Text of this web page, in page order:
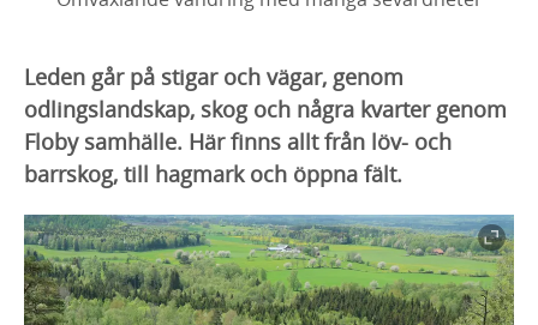
Leden går på stigar och vägar, genom
odlingslandskap, skog och några kvarter genom
Floby samhälle. Här finns allt från löv- och
barrskog, till hagmark och öppna fält.